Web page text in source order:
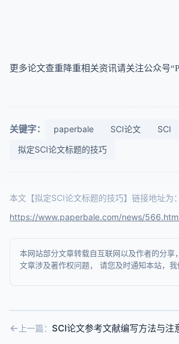
更多论文查重降重相关资讯请关注公众号
关键字： paperbale SCI论文
SCI
拟定SCI论文标题的技巧
本文【拟定SCI论文标题的技巧】链接地址为：
https://www.paperbale.com/news/
本网站部分文章转载自互联网以及作者的分享
文章涉及著作权问题， 请您及时通知本站，我
上一篇： SCI论文参考文献编写方法与注